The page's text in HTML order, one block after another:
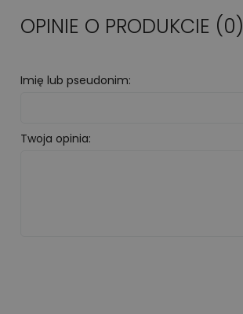
OPINIE O PRODUKCIE (0)
Imię lub pseudonim:
Twoja opinia: